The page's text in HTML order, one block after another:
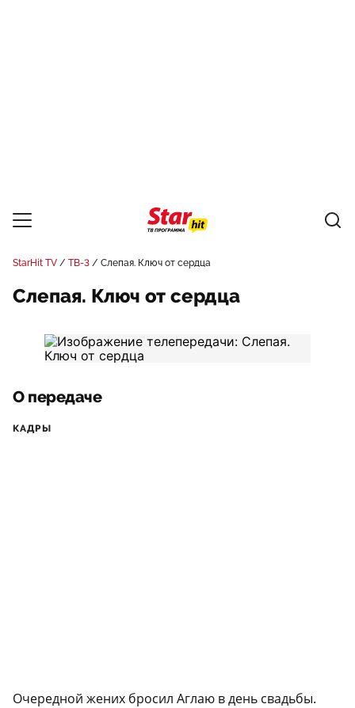
StarHit TV ТВ-3 Слепая. Ключ от сердца
Слепая. Ключ от сердца
О передаче
КАДРЫ
Очередной жених бросил Аглаю в день свадьбы.